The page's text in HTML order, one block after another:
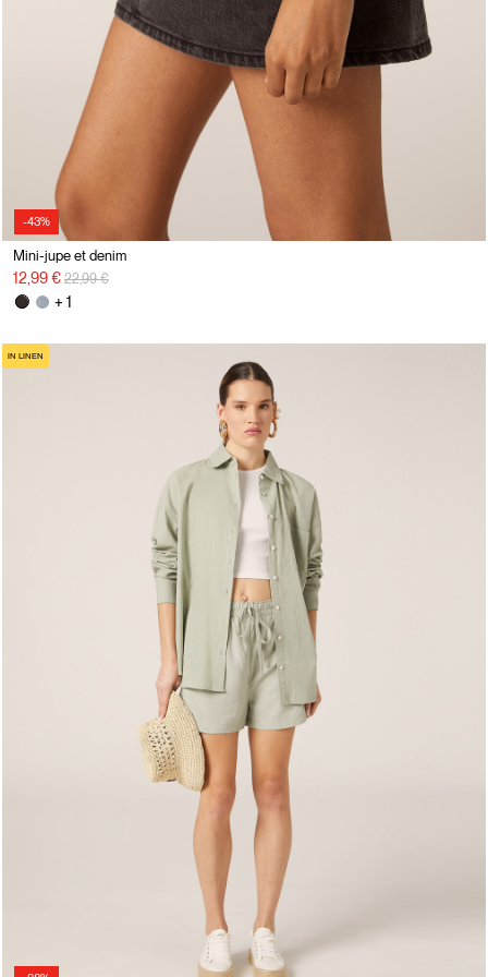
-43%
Mini-jupe et denim
12,99 € Prix réduit de
22,99 €à
+ 1
IN LINEN